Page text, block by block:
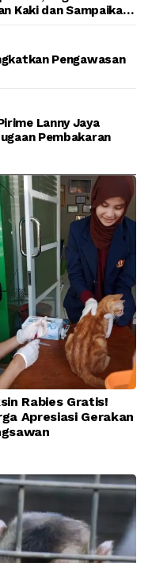
Kaki dan Sampaikan
Pengawasan
Lanny Jaya
Pembakaran
Rabies Gratis!
Apresiasi Gerakan